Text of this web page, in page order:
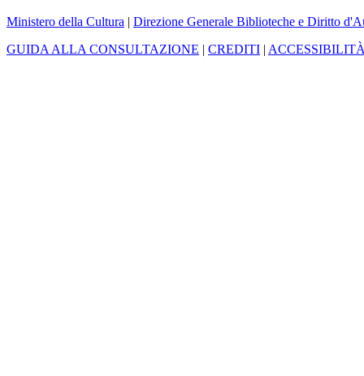
Ministero della Cultura | Direzione Generale Biblioteche e Diritto
GUIDA ALLA CONSULTAZIONE | CREDITI |